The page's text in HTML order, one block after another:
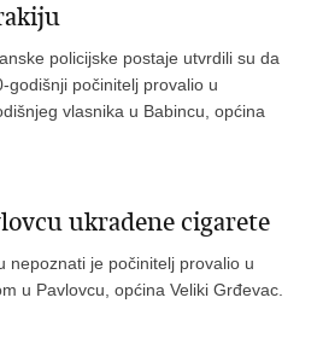
policijske postaje utvrdili su da
godišnji počinitelj provalio u
vlasnika u Babincu, općina
ukradene cigarete
nepoznati je počinitelj provalio u
u Pavlovcu, općina Veliki Grđevac.